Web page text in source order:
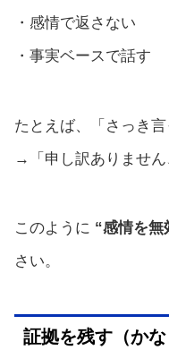
・感情で返さない
・事実ベースで話す
たとえば、「さっき
→「申し訳ありません
このように “感情を無
さい。
証拠を残す（かな